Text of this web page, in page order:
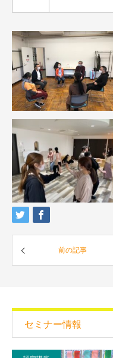
前の記事
セミナー情報